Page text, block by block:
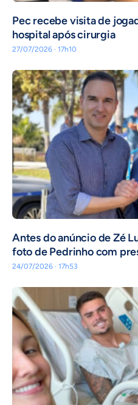
Pec recebe visita de
hospital após cirurgia
27/07/2026 · 17h10
Antes do anúncio de Zé
foto de Pedrinho com
24/07/2026 · 17h53